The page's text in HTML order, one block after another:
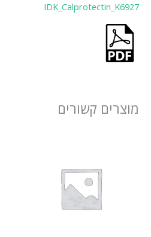
IDK_Calprotectin_K6927
מוצרים קשורים